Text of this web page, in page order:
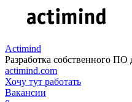
Actimind
Разработка собственного ПО
actimind.com
Хочу тут работать
Вакансии